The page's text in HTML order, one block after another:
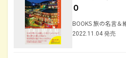
０
BOOKS 旅の名言＆
2022.11.04 発売